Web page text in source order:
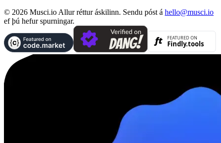
© 2026 Musci.io Allur réttur áskilinn. Sendu póst á hello@musci.io
ef þú hefur spurningar.